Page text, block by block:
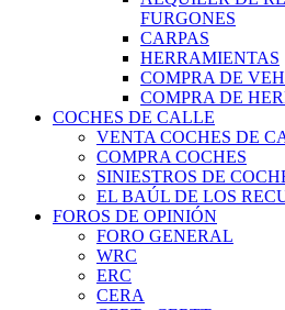
FURGONES
CARPAS
HERRAMIENTAS
COMPRA DE
COMPRA DE
COCHES DE CALLE
VENTA COCHES DE
COMPRA COCHES
SINIESTROS DE
EL BAÚL DE LOS
FOROS DE OPINIÓN
FORO GENERAL
WRC
ERC
CERA